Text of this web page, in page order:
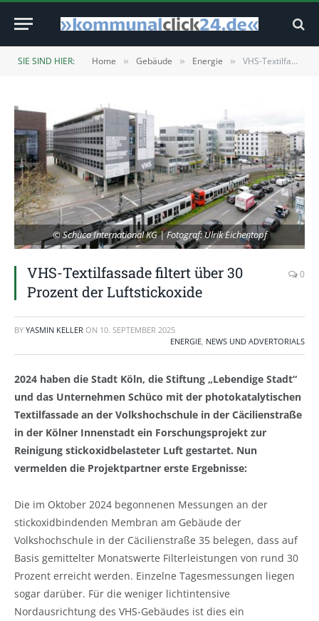
SIE SIND HIER: Home » Gebäude » Energie » VHS-Textilfassade filtert über 30 Prozent der Luftstickoxide
© Schüco International KG | Fotograf: Ulrik Eichentopf
VHS-Textilfassade filtert über 30
Prozent der Luftstickoxide
0
BY YASMIN KELLER ON 10. SEPTEMBER 2025
ENERGIE, NEWS UND ADVERTORIALS
2024 haben die Stadt Köln, die Stiftung „Lebendige Stadt“
und das Unternehmen Schüco mit der photokatalytischen
Textilfassade an der Volkshochschule in der Cäcilienstraße
in der Kölner Innenstadt ein Forschungsprojekt zur
Reinigung stickoxidbelasteter Luft gestartet. Nun
vermelden die Projektpartner erste Ergebnisse:
Die im Oktober 2024 begonnenen Messungen an der
stickoxidbindenden Membran am Gebäude der
Volkshochschule in der Cäcilienstraße 35 belegen, dass auf
Basis gemittelter Monatswerte Filterleistungen von rund 30
Prozent erreicht werden. Einzelne Tagesmessungen liegen
sogar darüber. Für die weniger lichtintensive
Nordausrichtung des VHS-Gebäudes ist dies ein